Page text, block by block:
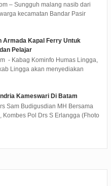
– Sungguh malang nasib dari
kecamatan Bandar Pasir
Armada Kapal Ferry Untuk
Pelajar
- Kabag Kominfo Humas Lingga,
Lingga akan menyediakan
Kameswari Di Batam
Sam Budigusdian MH Bersama
Kombes Pol Drs S Erlangga (Fhoto